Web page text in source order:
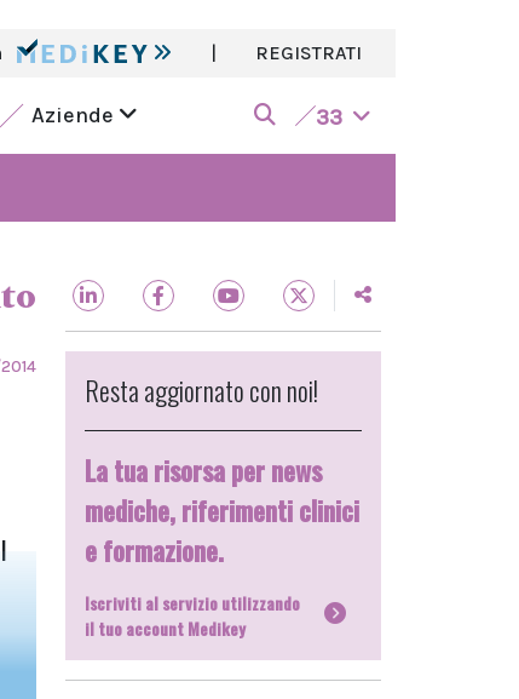
| REGISTRATI
Aziende 33
Resta aggiornato con noi!
La tua risorsa per news
mediche, riferimenti clinici
e formazione.
Iscriviti al servizio utilizzando
il tuo account Medikey